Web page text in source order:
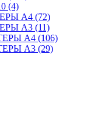
(4)
А4 (72)
А3 (11)
А4 (106)
А3 (29)